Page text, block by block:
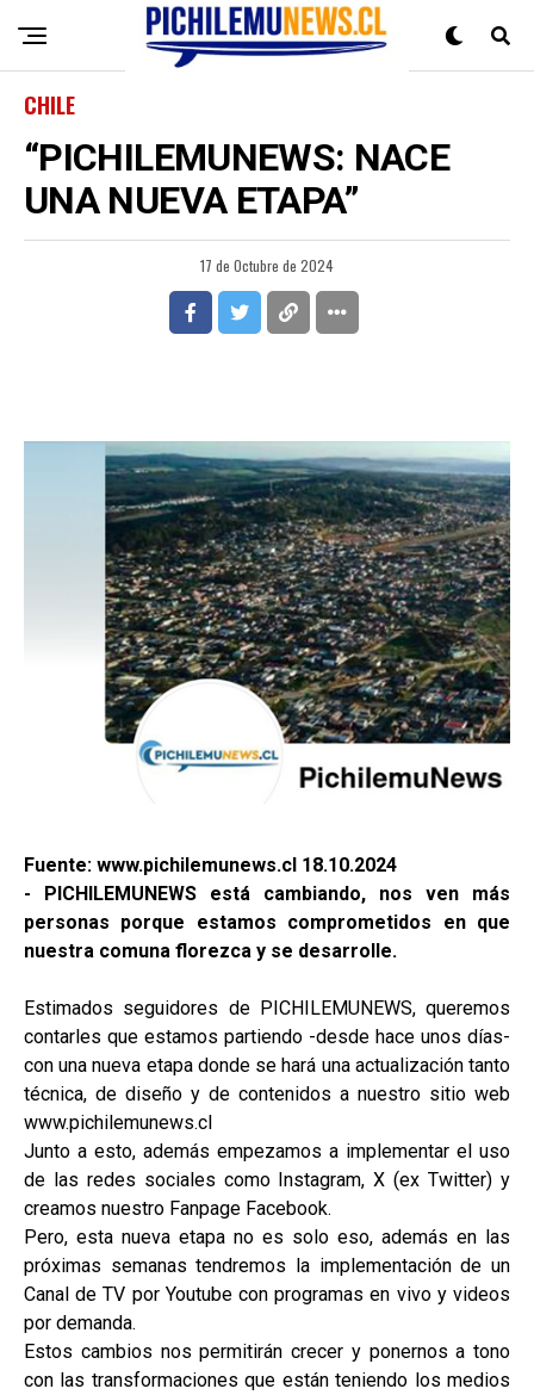
CHILE
“PICHILEMUNEWS: NACE
UNA NUEVA ETAPA”
17 de Octubre de 2024
Fuente: www.pichilemunews.cl 18.10.2024
- PICHILEMUNEWS está cambiando, nos ven más
personas porque estamos comprometidos en que
nuestra comuna florezca y se desarrolle.
Estimados seguidores de PICHILEMUNEWS, queremos
contarles que estamos partiendo -desde hace unos días-
con una nueva etapa donde se hará una actualización tanto
técnica, de diseño y de contenidos a nuestro sitio web
www.pichilemunews.cl
Junto a esto, además empezamos a implementar el uso
de las redes sociales como Instagram, X (ex Twitter) y
creamos nuestro Fanpage Facebook.
Pero, esta nueva etapa no es solo eso, además en las
próximas semanas tendremos la implementación de un
Canal de TV por Youtube con programas en vivo y videos
por demanda.
Estos cambios nos permitirán crecer y ponernos a tono
con las transformaciones que están teniendo los medios